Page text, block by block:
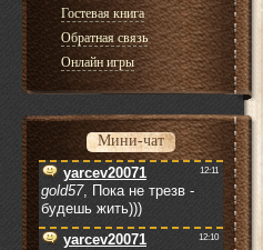
Гостевая книга
Обратная связь
Онлайн игры
Мини-чат